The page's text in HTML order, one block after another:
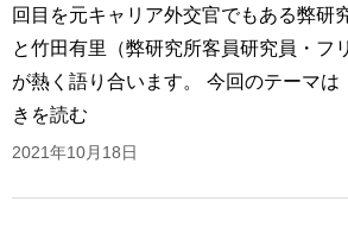
回目を元キャリア外交官でもある弊研
と竹田有里（弊研究所客員研究員・フ
が熱く語り合います。 今回のテーマは
きを読む
2021年10月18日